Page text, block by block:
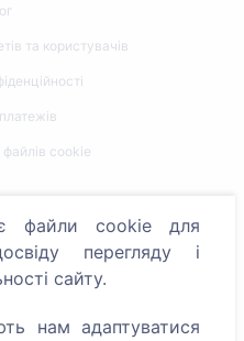
та користувачів
cookie
файли cookie для
перегляду і
сайту.
нам адаптуватися